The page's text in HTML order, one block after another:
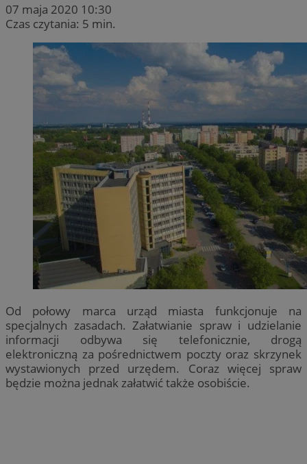
07 maja 2020 10:30
Czas czytania: 5 min.
Od połowy marca urząd miasta funkcjonuje na
specjalnych zasadach. Załatwianie spraw i udzielanie
informacji odbywa się telefonicznie, drogą
elektroniczną za pośrednictwem poczty oraz skrzynek
wystawionych przed urzędem. Coraz więcej spraw
będzie można jednak załatwić także osobiście.